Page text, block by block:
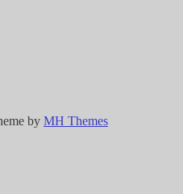
by MH Themes